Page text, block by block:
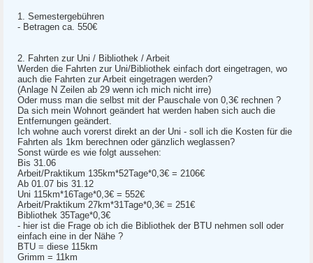
1. Semestergebühren
- Betragen ca. 550€
2. Fahrten zur Uni / Bibliothek / Arbeit
Werden die Fahrten zur Uni/Bibliothek einfach dort eingetragen, wo
auch die Fahrten zur Arbeit eingetragen werden?
(Anlage N Zeilen ab 29 wenn ich mich nicht irre)
Oder muss man die selbst mit der Pauschale von 0,3€ rechnen ?
Da sich mein Wohnort geändert hat werden haben sich auch die
Entfernungen geändert.
Ich wohne auch vorerst direkt an der Uni - soll ich die Kosten für die
Fahrten als 1km berechnen oder gänzlich weglassen?
Sonst würde es wie folgt aussehen:
Bis 31.06
Arbeit/Praktikum 135km*52Tage*0,3€ = 2106€
Ab 01.07 bis 31.12
Uni 115km*16Tage*0,3€ = 552€
Arbeit/Praktikum 27km*31Tage*0,3€ = 251€
Bibliothek 35Tage*0,3€
- hier ist die Frage ob ich die Bibliothek der BTU nehmen soll oder
einfach eine in der Nähe ?
BTU = diese 115km
Grimm = 11km